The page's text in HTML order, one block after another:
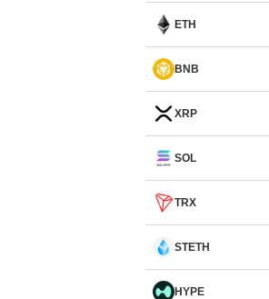
ETH
BNB
XRP
SOL
TRX
STETH
HYPE